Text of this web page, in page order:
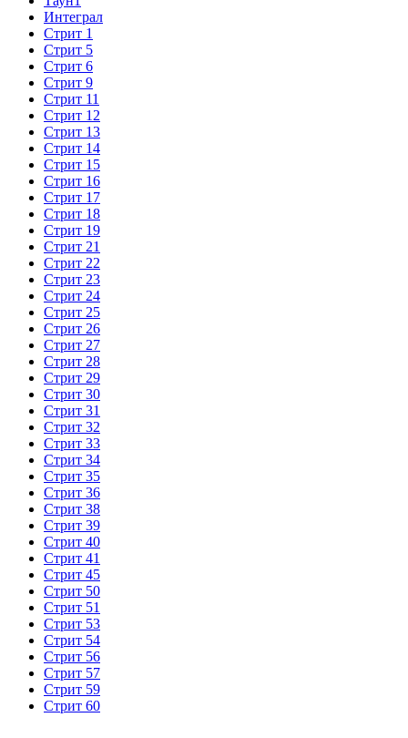
Интеграл
Стрит 1
Стрит 5
Стрит 6
Стрит 9
Стрит 11
Стрит 12
Стрит 13
Стрит 14
Стрит 15
Стрит 16
Стрит 17
Стрит 18
Стрит 19
Стрит 21
Стрит 22
Стрит 23
Стрит 24
Стрит 25
Стрит 26
Стрит 27
Стрит 28
Стрит 29
Стрит 30
Стрит 31
Стрит 32
Стрит 33
Стрит 34
Стрит 35
Стрит 36
Стрит 38
Стрит 39
Стрит 40
Стрит 41
Стрит 45
Стрит 50
Стрит 51
Стрит 53
Стрит 54
Стрит 56
Стрит 57
Стрит 59
Стрит 60